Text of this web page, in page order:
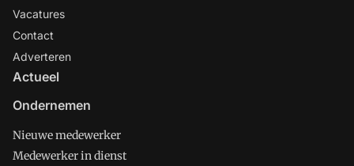
Vacatures
Contact
Adverteren
Actueel
Ondernemen
Nieuwe medewerker
Medewerker in dienst